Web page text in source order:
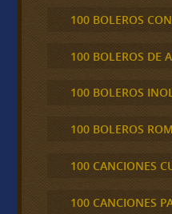
100 BOLEROS
100 BOLEROS DE
100 BOLEROS
100 BOLEROS
100 CANCIONES
100 CANCIONES